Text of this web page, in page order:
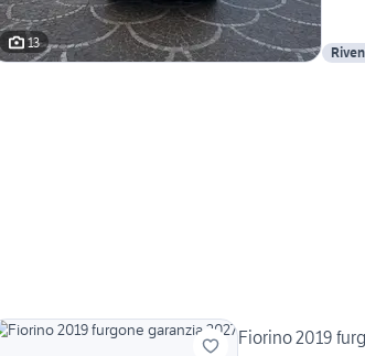
13
Fiorino 2019